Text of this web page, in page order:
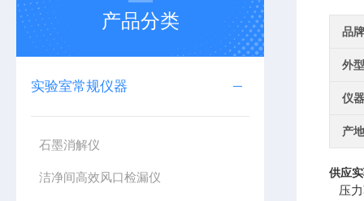
产品分类
实验室常规仪器
石墨消解仪
洁净间高效风口检漏仪
品牌
外
仪
产
供应
压力